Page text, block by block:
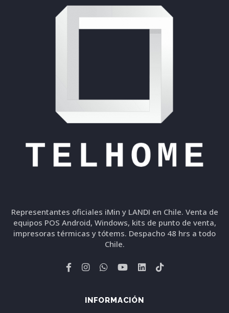
Representantes oficiales iMin y LANDI en Chile. Venta de
equipos POS Android, Windows, kits de punto de venta,
impresoras térmicas y tótems. Despacho 48 hrs a todo
Chile.
INFORMACIÓN